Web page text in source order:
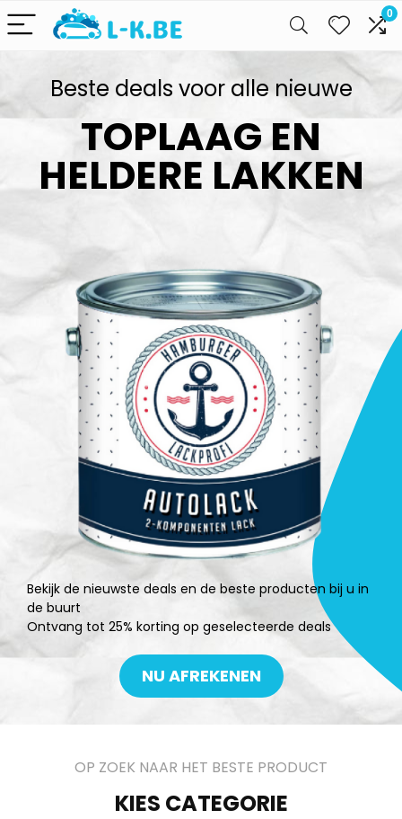
0
Beste deals voor alle nieuwe
TOPLAAG EN
HELDERE LAKKEN
Bekijk de nieuwste deals en de beste producten bij u in
de buurt
Ontvang tot 25% korting op geselecteerde deals
NU AFREKENEN
OP ZOEK NAAR HET BESTE PRODUCT
KIES CATEGORIE